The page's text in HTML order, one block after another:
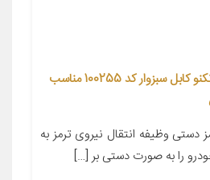
کابل ترمز دستی شرکت تکنو کابل سبزوار کد 100255 مناسب
وظیفه انتقال نیروی ترمز به
را به صورت دستی بر […]